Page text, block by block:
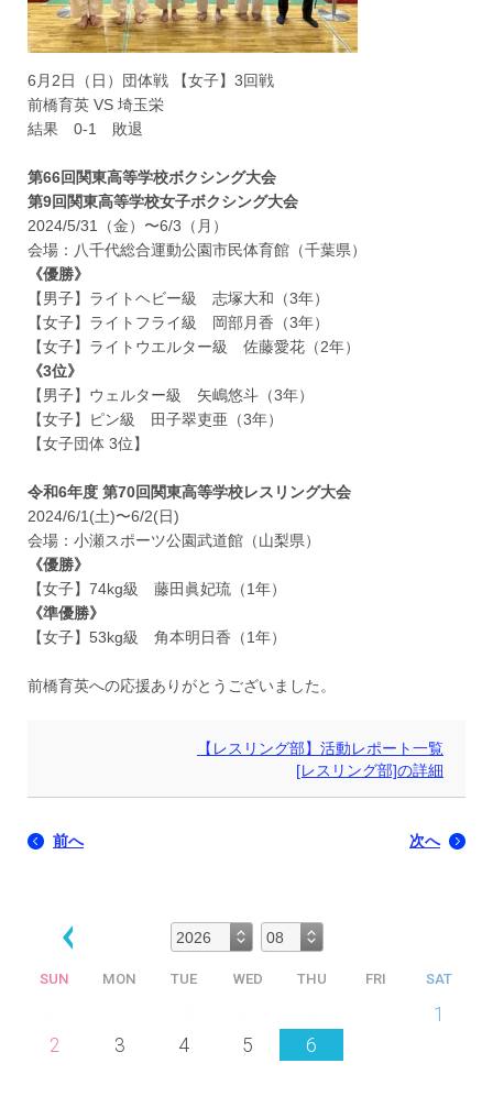
6月2日（日）団体戦 【女子】3回戦
前橋育英 VS 埼玉栄
結果 0-1 敗退
第66回関東高等学校ボクシング大会
第9回関東高等学校女子ボクシング大会
2024/5/31（金）〜6/3（月）
会場：八千代総合運動公園市民体育館（千葉県）
《優勝》
【男子】ライトヘビー級 志塚大和（3年）
【女子】ライトフライ級 岡部月香（3年）
【女子】ライトウエルター級 佐藤愛花（2年）
《3位》
【男子】ウェルター級 矢嶋悠斗（3年）
【女子】ピン級 田子翠吏亜（3年）
【女子団体 3位】
令和6年度 第70回関東高等学校レスリング大会
2024/6/1(土)〜6/2(日)
会場：小瀬スポーツ公園武道館（山梨県）
《優勝》
【女子】74kg級 藤田眞妃琉（1年）
《準優勝》
【女子】53kg級 角本明日香（1年）
前橋育英への応援ありがとうございました。
【レスリング部】活動レポート一覧
[レスリング部]の詳細
前へ 次へ
SUN MON TUE WED THU FRI SAT
1
2
3 4 5 6